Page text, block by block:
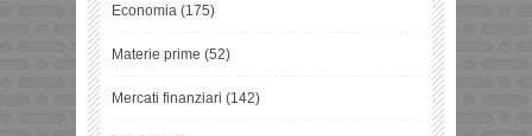
Economia (175)
Materie prime (52)
Mercati finanziari (142)